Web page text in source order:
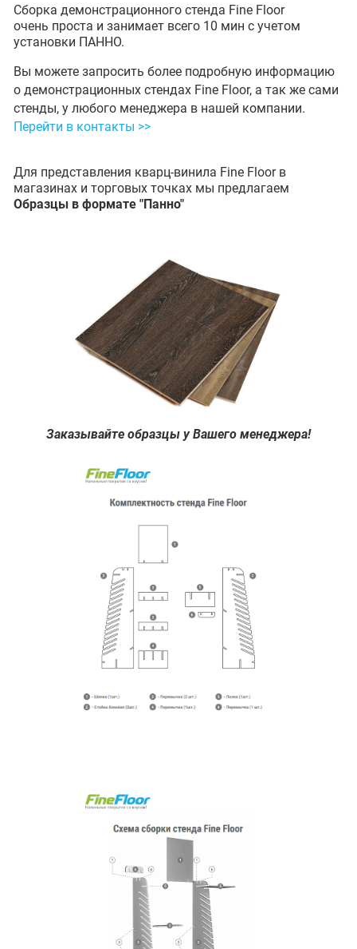
Сборка демонстрационного стенда Fine Floor
очень проста и занимает всего 10 мин с учетом
установки ПАННО.
Вы можете запросить более подробную информацию
о демонстрационных стендах Fine Floor, а так же сами
стенды, у любого менеджера в нашей компании.
Перейти в контакты >>
Для представления кварц-винила Fine Floor в
магазинах и торговых точках мы предлагаем
Образцы в формате "Панно"
Заказывайте образцы у Вашего менеджера!